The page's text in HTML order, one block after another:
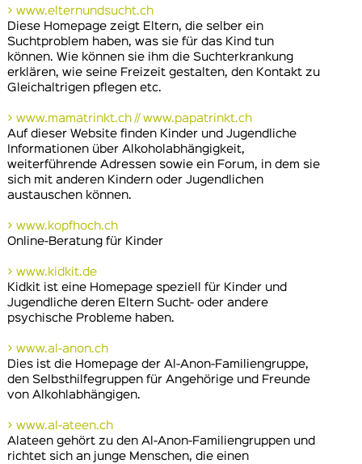
> www.elternundsucht.ch
Diese Homepage zeigt Eltern, die selber ein
Suchtproblem haben, was sie für das Kind tun
können. Wie können sie ihm die Suchterkrankung
erklären, wie seine Freizeit gestalten, den Kontakt zu
Gleichaltrigen pflegen etc.
> www.mamatrinkt.ch // www.papatrinkt.ch
Auf dieser Website finden Kinder und Jugendliche
Informationen über Alkoholabhängigkeit,
weiterführende Adressen sowie ein Forum, in dem sie
sich mit anderen Kindern oder Jugendlichen
austauschen können.
> www.kopfhoch.ch
Online-Beratung für Kinder
> www.kidkit.de
Kidkit ist eine Homepage speziell für Kinder und
Jugendliche deren Eltern Sucht- oder andere
psychische Probleme haben.
> www.al-anon.ch
Dies ist die Homepage der Al-Anon-Familiengruppe,
den Selbsthilfegruppen für Angehörige und Freunde
von Alkohlabhängigen.
> www.al-ateen.ch
Alateen gehört zu den Al-Anon-Familiengruppen und
richtet sich an junge Menschen, die einen